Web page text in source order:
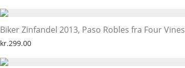
Biker Zinfandel 2013, Paso Robles fra Four Vines
kr.299.00